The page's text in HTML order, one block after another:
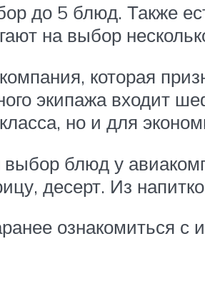
до 5 блюд. Также
на выбор
которая
экипажа входит
но и для
блюд у
десерт. Из
ознакомиться с